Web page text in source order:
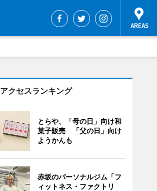
アクセスランキング
とらや、「母の日」向け和
菓子販売 「父の日」向け
ようかんも
赤坂のパーソナルジム「フ
ィットネス・ファクトリ